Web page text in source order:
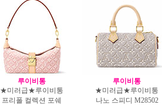
루이비통
★미러급★루이비통
프리폴 컬렉션 포쉐
루이비통
★미러급★루이비통
나노 스피디 M28502